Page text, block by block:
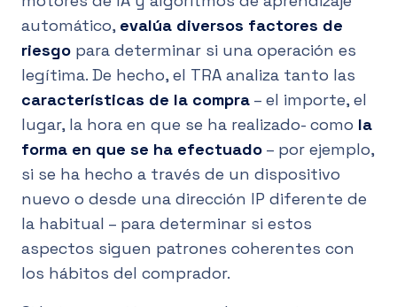
automático, evalúa diversos factores de
riesgo para determinar si una operación es
legítima. De hecho, el TRA analiza tanto las
características de la compra – el importe, el
lugar, la hora en que se ha realizado- como la
forma en que se ha efectuado – por ejemplo,
si se ha hecho a través de un dispositivo
nuevo o desde una dirección IP diferente de
la habitual – para determinar si estos
aspectos siguen patrones coherentes con
los hábitos del comprador.